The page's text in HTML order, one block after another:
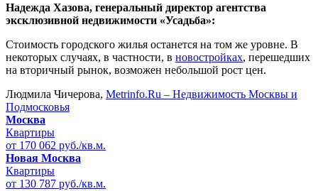
Надежда Хазова, генеральный директор агентства
эксклюзивной недвижимости «Усадьба»:
Стоимость городского жилья останется на том же уровне. В
некоторых случаях, в частности, в новостройках, перешедших
на вторичный рынок, возможен небольшой рост цен.
Людмила Чичерова, Metrinfo.Ru – Недвижимость Москвы и
Подмосковья
Москва
Квартиры
от 170 062 руб./кв.м.
Новая Москва
Квартиры
от 130 787 руб./кв.м.